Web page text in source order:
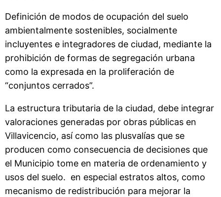
Definición de modos de ocupación del suelo
ambientalmente sostenibles, socialmente
incluyentes e integradores de ciudad, mediante la
prohibición de formas de segregación urbana
como la expresada en la proliferación de
“conjuntos cerrados”.
La estructura tributaria de la ciudad, debe integrar
valoraciones generadas por obras públicas en
Villavicencio, así como las plusvalías que se
producen como consecuencia de decisiones que
el Municipio tome en materia de ordenamiento y
usos del suelo. en especial estratos altos, como
mecanismo de redistribución para mejorar la